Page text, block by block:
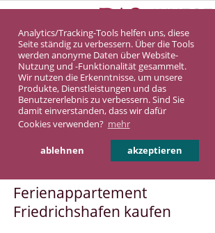
Analytics/Tracking-Tools helfen uns, diese
Seite ständig zu verbessern. Über die Tools
werden anonyme Daten über Website-
Nutzung und -Funktionalität gesammelt.
Wir nutzen die Erkenntnisse, um unsere
Produkte, Dienstleistungen und das
Benutzererlebnis zu verbessern. Sind Sie
damit einverstanden, dass wir dafür
Cookies verwenden? mehr
ablehnen akzeptieren
Ferienappartement
DASINVEST Service
Ferienappartement in/
Friedrichshafen
Friedrichshafen kaufen